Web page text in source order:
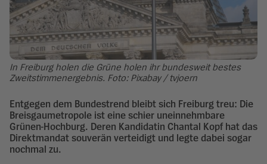
In Freiburg holen die Grüne holen ihr bundesweit bestes
Zweitstimmenergebnis. Foto: Pixabay / tvjoern
Entgegen dem Bundestrend bleibt sich Freiburg treu: Die
Breisgaumetropole ist eine schier uneinnehmbare
Grünen-Hochburg. Deren Kandidatin Chantal Kopf hat das
Direktmandat souverän verteidigt und legte dabei sogar
nochmal zu.